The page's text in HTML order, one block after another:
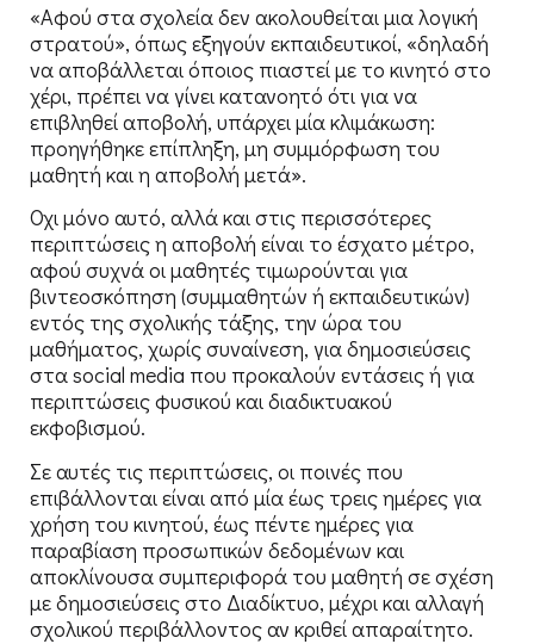
«Αφού στα σχολεία δεν ακολουθείται μια λογική
στρατού», όπως εξηγούν εκπαιδευτικοί, «δηλαδή
να αποβάλλεται όποιος πιαστεί με το κινητό στο
χέρι, πρέπει να γίνει κατανοητό ότι για να
επιβληθεί αποβολή, υπάρχει μία κλιμάκωση:
προηγήθηκε επίπληξη, μη συμμόρφωση του
μαθητή και η αποβολή μετά».
Οχι μόνο αυτό, αλλά και στις περισσότερες
περιπτώσεις η αποβολή είναι το έσχατο μέτρο,
αφού συχνά οι μαθητές τιμωρούνται για
βιντεοσκόπηση (συμμαθητών ή εκπαιδευτικών)
εντός της σχολικής τάξης, την ώρα του
μαθήματος, χωρίς συναίνεση, για δημοσιεύσεις
στα social media που προκαλούν εντάσεις ή για
περιπτώσεις φυσικού και διαδικτυακού
εκφοβισμού.
Σε αυτές τις περιπτώσεις, οι ποινές που
επιβάλλονται είναι από μία έως τρεις ημέρες για
χρήση του κινητού, έως πέντε ημέρες για
παραβίαση προσωπικών δεδομένων και
αποκλίνουσα συμπεριφορά του μαθητή σε σχέση
με δημοσιεύσεις στο Διαδίκτυο, μέχρι και αλλαγή
σχολικού περιβάλλοντος αν κριθεί απαραίτητο.